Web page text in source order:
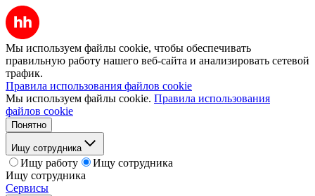
Мы используем файлы cookie, чтобы обеспечивать
правильную работу нашего веб-сайта и анализировать сетевой
трафик.
Правила использования файлов cookie
Мы используем файлы cookie. Правила использования
файлов cookie
Понятно
Ищу сотрудника
Ищу работу
Ищу сотрудника
Ищу сотрудника
Сервисы